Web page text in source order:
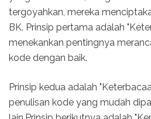
tergoyahkan, mereka
BK. Prinsip pertama adalah
menekankan pentingnya
kode dengan baik.
Prinsip kedua adalah
penulisan kode yang mudah